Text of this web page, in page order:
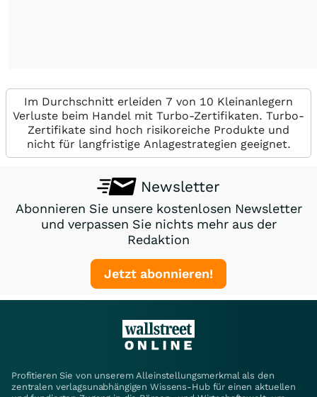
Im Durchschnitt erleiden 7 von 10 Kleinanlegern
Verluste beim Handel mit Turbo-Zertifikaten. Turbo-
Zertifikate sind hoch risikoreiche Produkte und
nicht für langfristige Anlagestrategien geeignet.
Newsletter
Abonnieren Sie unsere kostenlosen Newsletter
und verpassen Sie nichts mehr aus der
Redaktion
Jetzt abonnieren!
Profitieren Sie von unserem Alleinstellungsmerkmal als den
zentralen verlagsunabhängigen Wissens-Hub für einen aktuellen